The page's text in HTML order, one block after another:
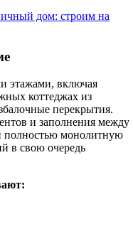
дом: строим на
этажами, включая
коттеджах из
перекрытия.
и заполнения между
полностью монолитную
в свою очередь